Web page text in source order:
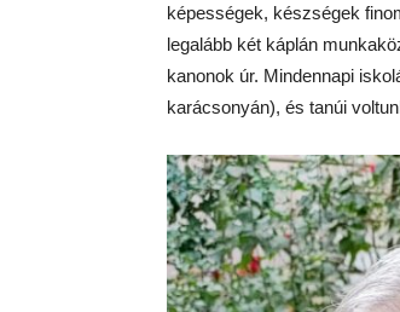
képességek, készségek
legalább két káplán
kanonok úr. Mindennapi
karácsonyán), és tanúi